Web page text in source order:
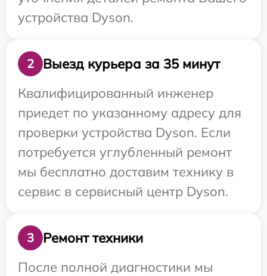
устройства Dyson.
2
Выезд курьера за 35 минут
Квалифицированный инженер
приедет по указанному адресу для
проверки устройства Dyson. Если
потребуется углубленный ремонт
мы бесплатно доставим технику в
сервис в сервисный центр Dyson.
3
Ремонт техники
После полной диагностики мы